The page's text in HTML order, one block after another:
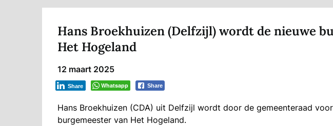
Hans Broekhuizen (Delfzijl) wordt de nieuwe
Het Hogeland
12 maart 2025
Whatsapp Share
Share
Hans Broekhuizen (CDA) uit Delfzijl wordt door de gemeenteraad
burgemeester van Het Hogeland.